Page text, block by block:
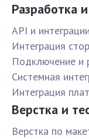
Разработка
API и интеграции
Интеграция
Подключение и
Системная
Интеграция
Верстка и
Верстка по